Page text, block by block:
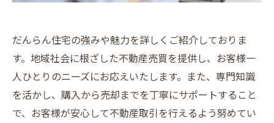
だんらん住宅の強みや魅力を詳しくご紹介しておりま
す。地域社会に根ざした不動産売買を提供し、お客様一
人ひとりのニーズにお応えいたします。また、専門知識
を活かし、購入から売却までを丁寧にサポートすること
で、お客様が安心して不動産取引を行えるよう努めてい